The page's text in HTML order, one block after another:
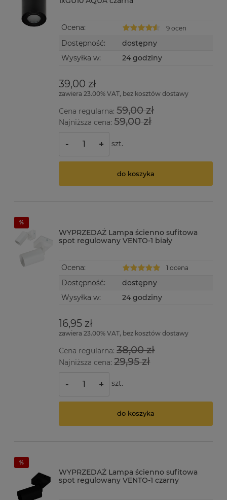
Ocena: 9 ocen
Dostępność:
dostępny
Wysyłka w:
24 godziny
39,00 zł
zawiera 23.00% VAT, bez kosztów dostawy
Cena regularna:59,00 zł
Najniższa cena:59,00 zł
- + szt.
do koszyka
WYPRZEDAŻ Lampa ścienno sufitowa
spot regulowany VENTO-1 biały
Ocena: 1 ocena
Dostępność:
dostępny
Wysyłka w:
24 godziny
16,95 zł
zawiera 23.00% VAT, bez kosztów dostawy
Cena regularna:38,00 zł
Najniższa cena:29,95 zł
- + szt.
do koszyka
WYPRZEDAŻ Lampa ścienno sufitowa
spot regulowany VENTO-1 czarny